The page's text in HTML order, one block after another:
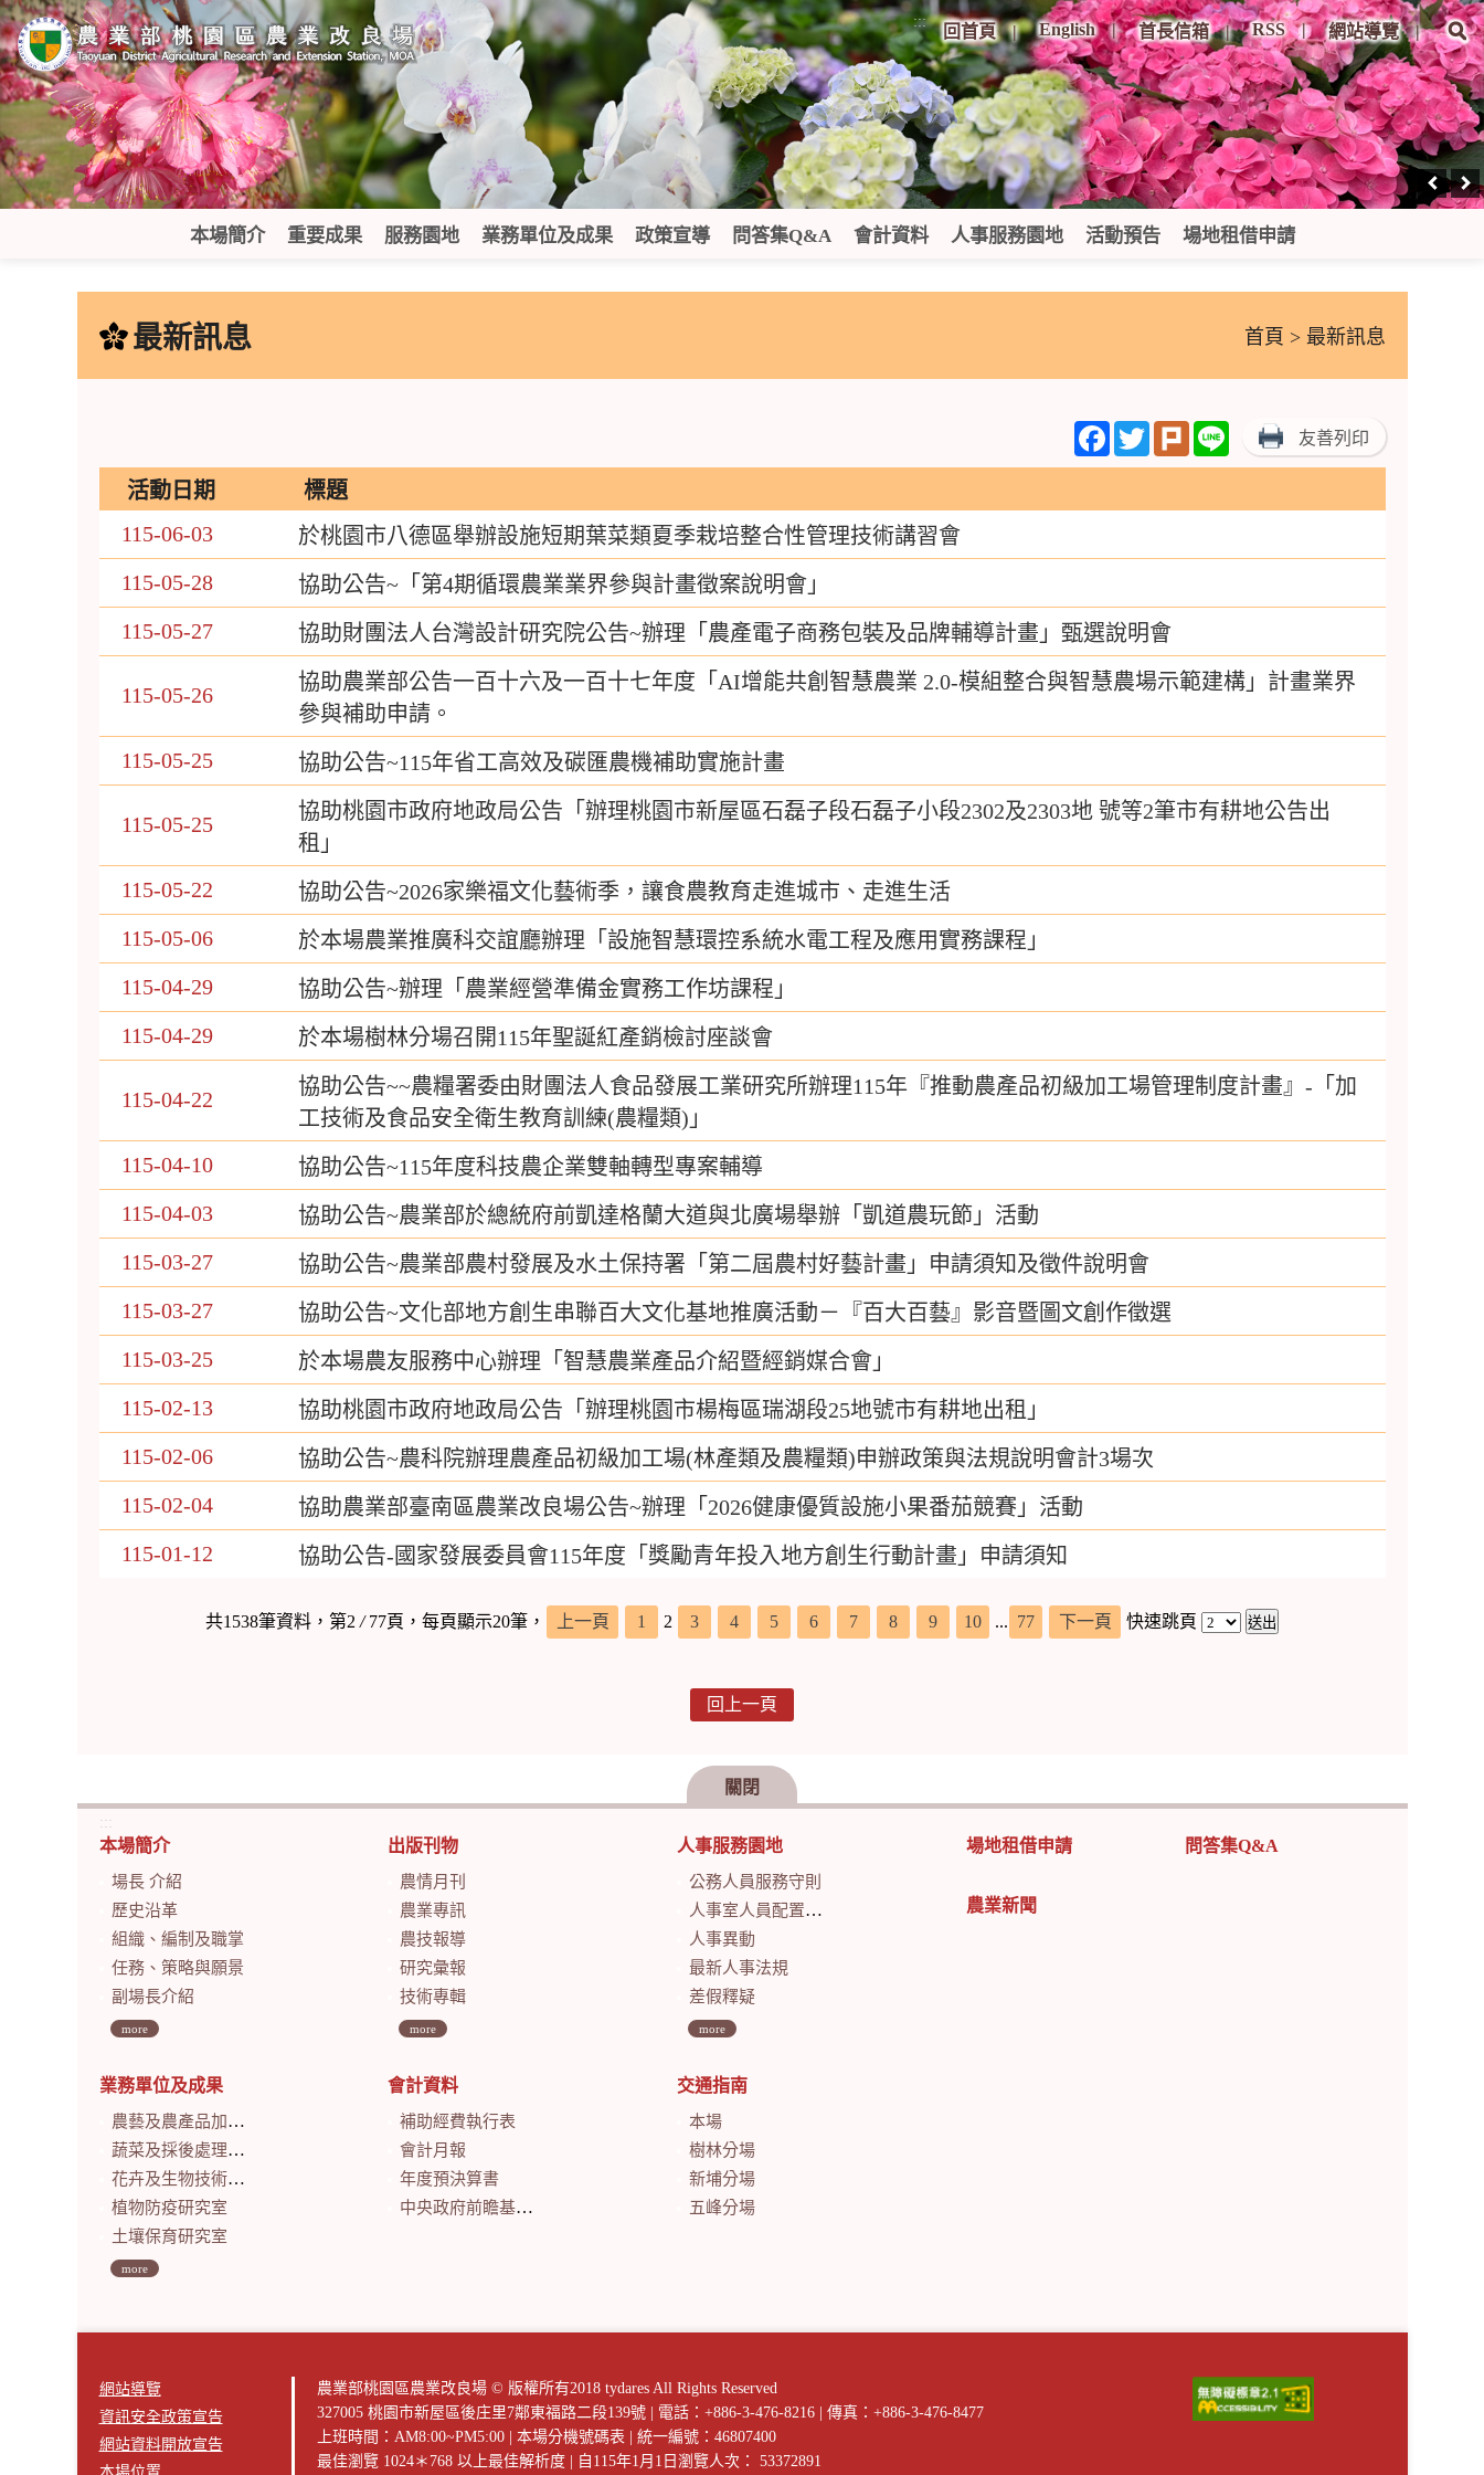
跳
到
主
要
內
容
區
塊
:::
回首頁 English 首長信箱 RSS 網站導覽
本場簡介 重要成果 服務園地 業務單位及成果 政策宣導 問答集Q&A 會計資料 人事服務園地 活動預告 場地租借申請
最新訊息 首頁 > 最新訊息
Facebook
TwitterPlurk Line 友善列印
活動日期
標題
115-06-03
於桃園市八德區舉辦設施短期葉菜類夏季栽培整合性管理技術講習會
115-05-28
協助公告~「第4期循環農業業界參與計畫徵案說明會」
115-05-27
協助財團法人台灣設計研究院公告~辦理「農產電子商務包裝及品牌輔導計畫」甄選說明會
115-05-26
協助農業部公告一百十六及一百十七年度「AI增能共創智慧農業 2.0-模組整合與智慧農場示範建構」計畫業界
參與補助申請。
115-05-25
協助公告~115年省工高效及碳匯農機補助實施計畫
115-05-25
協助桃園市政府地政局公告「辦理桃園市新屋區石磊子段石磊子小段2302及2303地 號等2筆市有耕地公告出
租」
115-05-22
協助公告~2026家樂福文化藝術季，讓食農教育走進城市、走進生活
115-05-06
於本場農業推廣科交誼廳辦理「設施智慧環控系統水電工程及應用實務課程」
115-04-29
協助公告~辦理「農業經營準備金實務工作坊課程」
115-04-29
於本場樹林分場召開115年聖誕紅產銷檢討座談會
115-04-22
協助公告~~農糧署委由財團法人食品發展工業研究所辦理115年『推動農產品初級加工場管理制度計畫』-「加
工技術及食品安全衛生教育訓練(農糧類)」
115-04-10
協助公告~115年度科技農企業雙軸轉型專案輔導
115-04-03
協助公告~農業部於總統府前凱達格蘭大道與北廣場舉辦「凱道農玩節」活動
115-03-27
協助公告~農業部農村發展及水土保持署「第二屆農村好藝計畫」申請須知及徵件說明會
115-03-27
協助公告~文化部地方創生串聯百大文化基地推廣活動－『百大百藝』影音暨圖文創作徵選
115-03-25
於本場農友服務中心辦理「智慧農業產品介紹暨經銷媒合會」
115-02-13
協助桃園市政府地政局公告「辦理桃園市楊梅區瑞湖段25地號市有耕地出租」
115-02-06
協助公告~農科院辦理農產品初級加工場(林產類及農糧類)申辦政策與法規說明會計3場次
115-02-04
協助農業部臺南區農業改良場公告~辦理「2026健康優質設施小果番茄競賽」活動
115-01-12
協助公告-國家發展委員會115年度「獎勵青年投入地方創生行動計畫」申請須知
共1538筆資料，第2 /77頁，每頁顯示20筆， 上一頁 1 2 3 4 5 6 7 8 9 10 ... 77 下一頁 快速跳頁
回上一頁
關閉
:::
本場簡介
場長 介紹
歷史沿革
組織、編制及職掌
任務、策略與願景
副場長介紹
more
業務單位及成果
農藝及農產品加工研究室
蔬菜及採後處理研究室
花卉及生物技術研究室
植物防疫研究室
土壤保育研究室
more
出版刊物
農情月刊
農業專訊
農技報導
研究彙報
技術專輯
more
會計資料
補助經費執行表
會計月報
年度預決算書
中央政府前瞻基礎建設計畫特別預算會計月報
人事服務園地
公務人員服務守則
人事室人員配置及業務職掌
人事異動
最新人事法規
差假釋疑
more
交通指南
本場
樹林分場
新埔分場
五峰分場
場地租借申請
農業新聞
問答集Q&A
網站導覽
資訊安全政策宣告
網站資料開放宣告
農業部桃園區農業改良場 © 版權所有2018 tydares All Rights Reserved
327005 桃園市新屋區後庄里7鄰東福路二段139號
電話：+886-3-476-8216
傳真：+886-3-476-8477
上班時間：AM8:00~PM5:00
本場分機號碼表
統一編號：46807400
最佳瀏覽 1024＊768 以上最佳解析度
自115年1月1日瀏覽人次： 53372891